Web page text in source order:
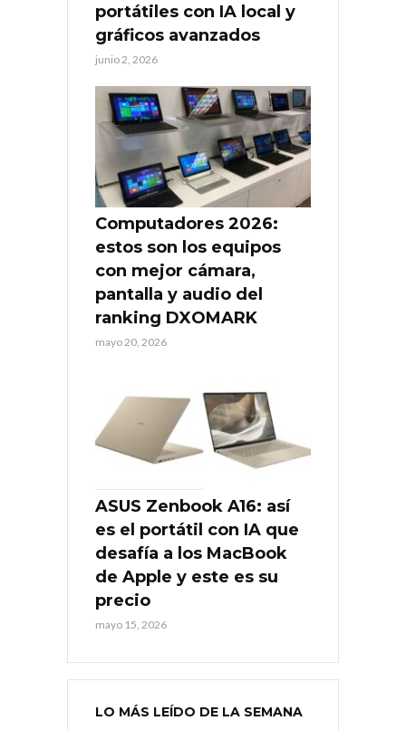
portátiles con IA local y
gráficos avanzados
junio 2, 2026
Computadores 2026:
estos son los equipos
con mejor cámara,
pantalla y audio del
ranking DXOMARK
mayo 20, 2026
ASUS Zenbook A16: así
es el portátil con IA que
desafía a los MacBook
de Apple y este es su
precio
mayo 15, 2026
LO MÁS LEÍDO DE LA SEMANA